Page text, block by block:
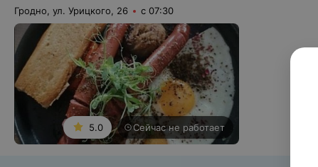
Гродно, ул. Урицкого, 26 с 07:30
5.0 Сейчас не работает